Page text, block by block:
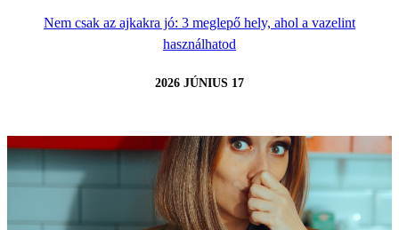
Nem csak az ajkakra jó: 3 meglepő hely, ahol a vazelint
használhatod
2026 JÚNIUS 17